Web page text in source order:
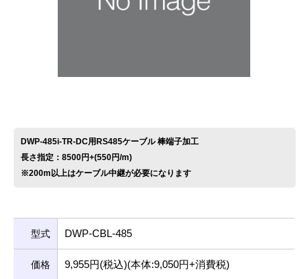
DWP-485i-TR-DC用RS485ケーブル 棒端子加工
長さ指定：8500円+(550円/m)
※200m以上はケーブル中継が必要になります
型式 DWP-CBL-485
価格 9,955円(税込)(本体:9,050円+消費税)